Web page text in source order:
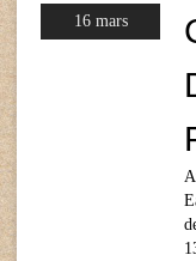
16 mars